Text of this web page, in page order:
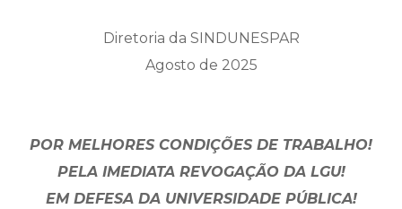
Diretoria da SINDUNESPAR
Agosto de 2025
POR MELHORES CONDIÇÕES DE TRABALHO!
PELA IMEDIATA REVOGAÇÃO DA LGU!
EM DEFESA DA UNIVERSIDADE PÚBLICA!